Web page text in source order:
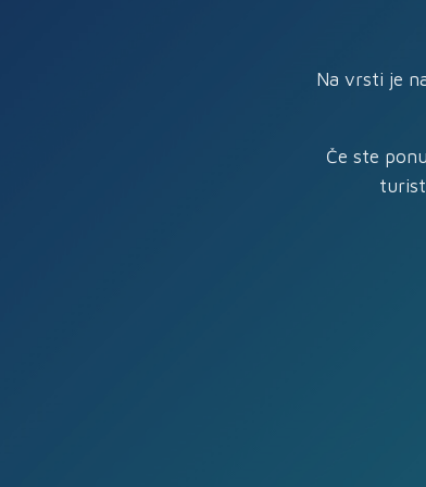
Na vrsti je
Če ste